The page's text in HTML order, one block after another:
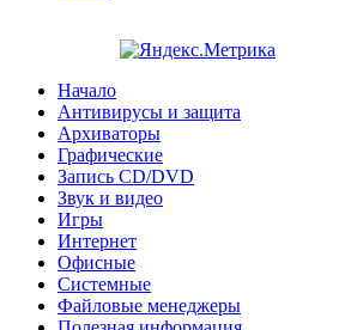
Начало
Антивирусы и защита
Архиваторы
Графические
Запись CD/DVD
Звук и видео
Игры
Интернет
Офисные
Системные
Файловые менеджеры